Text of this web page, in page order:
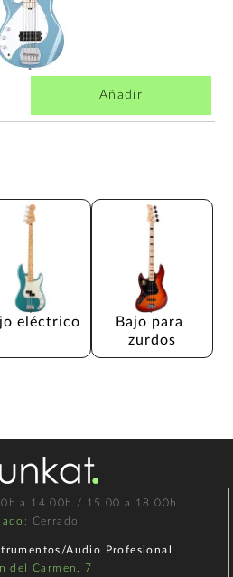
Añadir
eléctrico
Bajo para
zurdos
a 14.00h / 15.00 a 18.00h
: Cerrado
Audio Profesional
del Carmen, 7